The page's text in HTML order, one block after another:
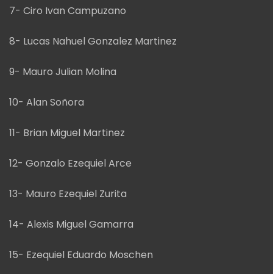
7- Ciro Ivan Campuzano
8- Lucas Nahuel Gonzalez Martinez
9- Mauro Julian Molina
10- Alan Soñora
11- Brian Miguel Martinez
12- Gonzalo Ezequiel Arce
13- Mauro Ezequiel Zurita
14- Alexis Miguel Gamarra
15- Ezequiel Eduardo Moschen